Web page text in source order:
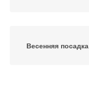
Весенняя посадка